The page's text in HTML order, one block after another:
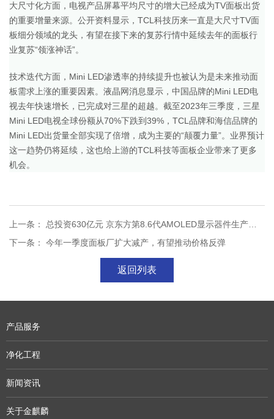
大尺寸化方面，电视产品屏幕平均尺寸的增大已经成为TV面板出货
的重要增量来源。公开资料显示，TCL科技历来一直是大尺寸TV面
板细分领域的龙头，有望在接下来的复苏行情中延续去年的面板行
业复苏“领涨神话”。
技术迭代方面，Mini LED渗透率的持续提升也被认为是未来推动面
板需求上涨的重要因素。液晶网消息显示，中国品牌的Mini LED电
视去年快速增长，已完成对三星的超越。截至2023年三季度，三星
Mini LED电视全球份额从70%下跌到39%，TCL品牌和海信品牌的
Mini LED出货量全部实现了倍增，成为主要的“颠覆力量”。业界预计
这一趋势仍将延续，这也给上游的TCL科技等面板企业带来了更多
机会。
下一条： 今年一季度面板厂扩大减产，有望推动价格反弹
返回列表
产品服务
净化工程
新闻资讯
关于金麒麟